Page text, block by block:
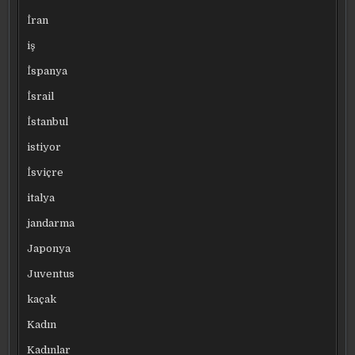
İran
iş
İspanya
İsrail
İstanbul
istiyor
İsviçre
italya
jandarma
Japonya
Juventus
kaçak
Kadın
Kadınlar